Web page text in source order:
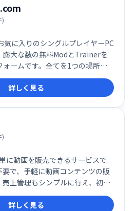
)
に入りのシングルプレイヤーPC
膨大な数の無料ModとTrainerを
ームです。全てを1つの場所に
セスできます。ゲームプレイをカ
楽しみ方を見つけましょう！数
が、あなたのゲーム体験をレベ
wemod.comで、今すぐお好みの
イスタイルを自由にカスタマイ
詳しく見る
)
に動画を販売できるサービスで
で、手軽に動画コンテンツの販
上管理もシンプルに行え、初心
できます。動画販売で収益化を目
めです。
詳しく見る